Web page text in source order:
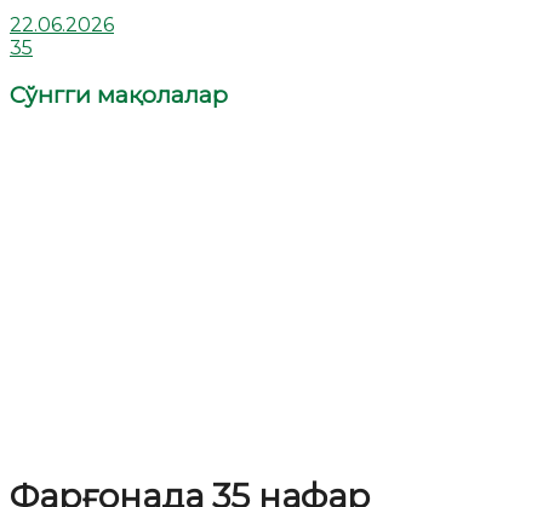
22.06.2026
35
Сўнгги мақолалар
Фарғонада 35 нафар